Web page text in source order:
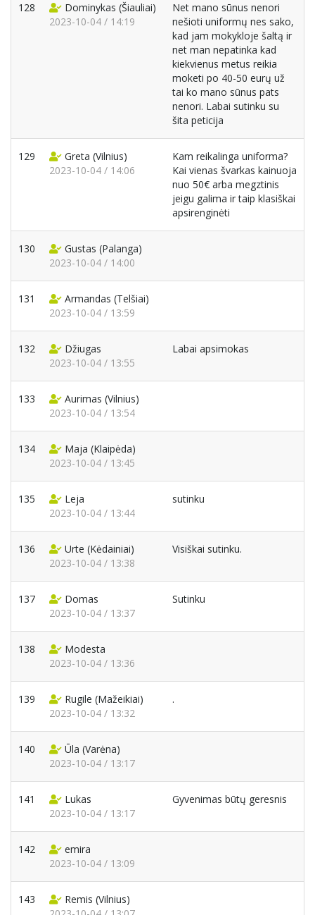
128 Dominykas (Šiauliai)
2023-10-04 / 14:19
Net mano sūnus nenori
nešioti uniformų nes sako,
kad jam mokykloje šaltą ir
net man nepatinka kad
kiekvienus metus reikia
moketi po 40-50 eurų už
tai ko mano sūnus pats
nenori. Labai sutinku su
šita peticija
129 Greta (Vilnius)
2023-10-04 / 14:06
Kam reikalinga uniforma?
Kai vienas švarkas kainuoja
nuo 50€ arba megztinis
jeigu galima ir taip klasiškai
apsirenginėti
130 Gustas (Palanga)
2023-10-04 / 14:00
131 Armandas (Telšiai)
2023-10-04 / 13:59
132
Džiugas
2023-10-04 / 13:55
Labai apsimokas
133 Aurimas (Vilnius)
2023-10-04 / 13:54
134 Maja (Klaipėda)
2023-10-04 / 13:45
135
Leja
2023-10-04 / 13:44
sutinku
136 Urte (Kėdainiai)
2023-10-04 / 13:38
Visiškai sutinku.
137
Domas
2023-10-04 / 13:37
Sutinku
138
Modesta
2023-10-04 / 13:36
139 Rugile (Mažeikiai)
2023-10-04 / 13:32
.
140 Ūla (Varėna)
2023-10-04 / 13:17
141
Lukas
2023-10-04 / 13:17
Gyvenimas būtų geresnis
142
emira
2023-10-04 / 13:09
143 Remis (Vilnius)